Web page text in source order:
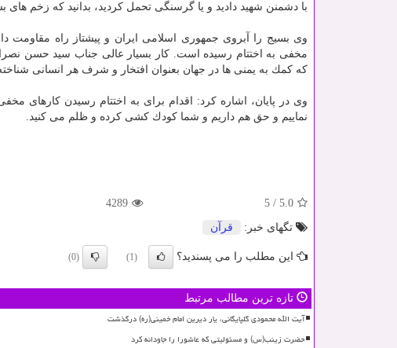
با دشمنن شهید دادید و یا گرسنگی تحمل كردید، بدانید كه زخم های
وی بسیج را آبروی جمهوری اسلامی ایران و پیشتاز راه
مخفی به اختتام رسیده است. كار بسیار عالی جناب سید حسن
كه كمك به یمنی ها در جهان بعنوان افتخار و شرف هر انسانی
وی در پایان، اشاره كرد: اقدام برای به اختتام رسیدن كارهای
نماییم و حق هم داریم و شما كودك كشی كرده و ظلم می كنید.
5.0
/
5
4289
تگهای خبر:
قرآن
این مطلب را می پسندید؟ (1)
(0)
تازه ترین مطالب مرتبط
آیت الله محمودی گلپایگانی، یار دیرین امام خمینی(ره) درگذشت
حضرت زینب(س) و مسئولیتی که عاشورا را جاودانه کرد